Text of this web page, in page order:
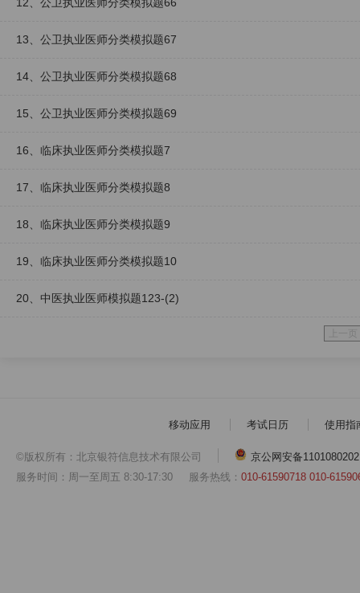
13、公卫执业医师分类模拟题67
14、公卫执业医师分类模拟题68
15、公卫执业医师分类模拟题69
16、临床执业医师分类模拟题7
17、临床执业医师分类模拟题8
18、临床执业医师分类模拟题9
19、临床执业医师分类模拟题10
20、中医执业医师模拟题123-(2)
移动应用 考试日历 使用指
©版权所有：北京银符信息技术有限公司
京公网安备
服务时间：周一至周五 8:30-17:30 服务热线： 010-61590718 010-